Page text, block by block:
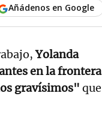
Añádenos en Google
Yolanda
en la frontera
gravísimos" que